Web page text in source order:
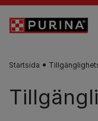
Skip to main content
Startsida